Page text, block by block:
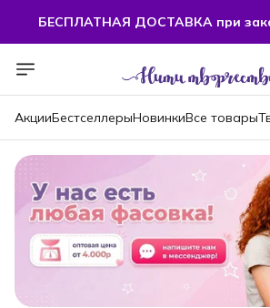
БЕСПЛАТНАЯ ДОСТАВКА при
БЕСПЛАТНАЯ ДОСТАВКА при
АкцииБестселлерыНовинкиВсе товары